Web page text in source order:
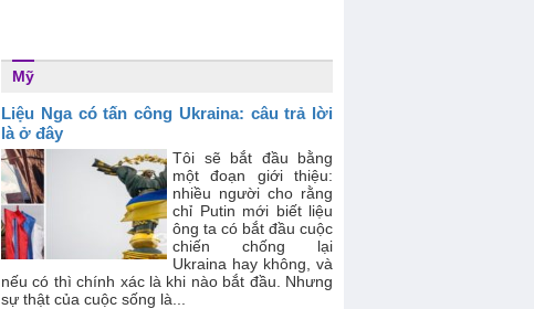
Mỹ
Liệu Nga có tấn công Ukraina: câu trả lời
là ở đây
Tôi sẽ bắt đầu bằng
một đoạn giới thiệu:
nhiều người cho rằng
chỉ Putin mới biết liệu
ông ta có bắt đầu cuộc
chiến chống lại
Ukraina hay không, và
nếu có thì chính xác là khi nào bắt đầu. Nhưng
sự thật của cuộc sống là...